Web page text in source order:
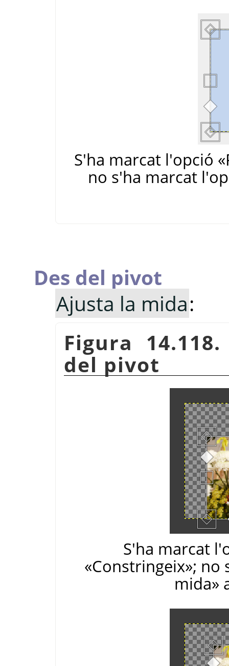
S'ha marcat l'opció
no s'ha marcat
Des del pivot
Ajusta la mida:
Figura
del pivot
S'ha marcat
«Constringeix»; no
mida»